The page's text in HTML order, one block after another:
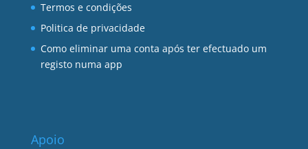
Termos e condições
Politica de privacidade
Como eliminar uma conta após ter efectuado um
registo numa app
Apoio